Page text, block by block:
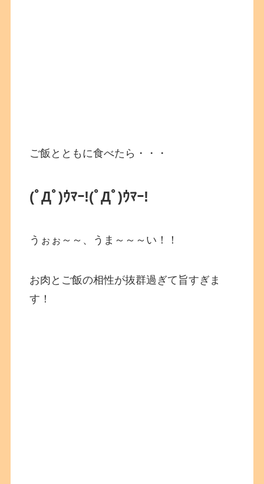
ご飯とともに食べたら・・・
(ﾟДﾟ)ｳﾏｰ!(ﾟДﾟ)ｳﾏｰ!
うぉぉ～～、うま～～～い！！
お肉とご飯の相性が抜群過ぎて旨すぎま
す！